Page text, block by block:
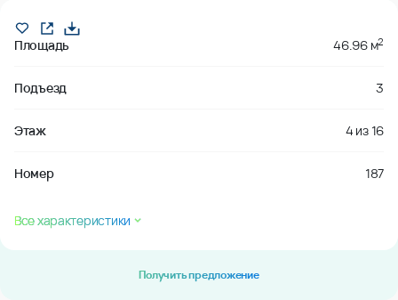
Площадь 46.96 м2
Подъезд 3
Этаж 4 из16
Номер 187
Все характеристики
Получить предложение